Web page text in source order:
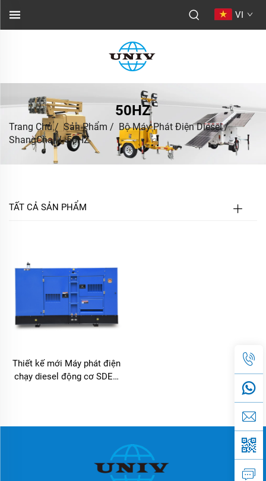
VI
50HZ
Trang Chủ/ Sản Phẩm / Bộ Máy Phát Điện Diesel/
ShangChai/50HZ
TẤT CẢ SẢN PHẨM
Thiết kế mới Máy phát điện
chạy diesel động cơ SDEC